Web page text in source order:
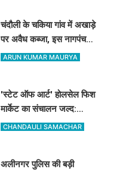
चंदौली के चकिया गांव में अखाड़े
पर अवैध कब्जा, इस नागपंचमी
भी सूना रहेगा पारंपरिक खेल का
ARUN KUMAR MAURYA
'स्टेट ऑफ आर्ट' होलसेल फिश
मार्केट का संचालन जल्द:
पूर्वांचल के 7 जिलों के किसान
CHANDAULI SAMACHAR
अलीनगर पुलिस की बड़ी